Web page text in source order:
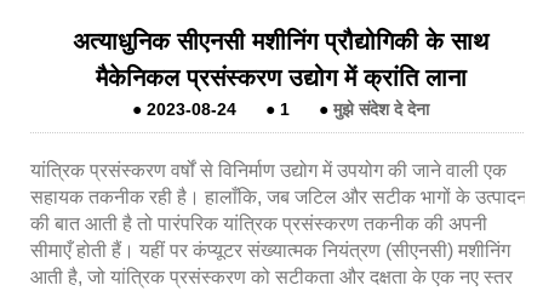
​अत्याधुनिक सीएनसी मशीनिंग प्रौद्योगिकी के साथ
मैकेनिकल प्रसंस्करण उद्योग में क्रांति लाना
● 2023-08-24 ● 1 ● मुझे संदेश दे देना
यांत्रिक प्रसंस्करण वर्षों से विनिर्माण उद्योग में उपयोग की जाने वाली एक
सहायक तकनीक रही है। हालाँकि, जब जटिल और सटीक भागों के उत्पादन
की बात आती है तो पारंपरिक यांत्रिक प्रसंस्करण तकनीक की अपनी
सीमाएँ होती हैं। यहीं पर कंप्यूटर संख्यात्मक नियंत्रण (सीएनसी) मशीनिंग
आती है, जो यांत्रिक प्रसंस्करण को सटीकता और दक्षता के एक नए स्तर